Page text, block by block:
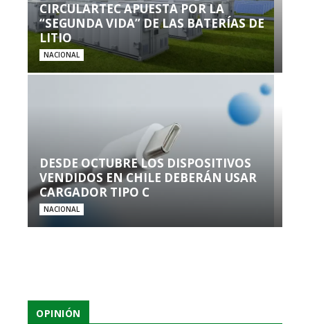
CIRCULARTEC APUESTA POR LA
“SEGUNDA VIDA” DE LAS BATERÍAS DE
LITIO
NACIONAL
DESDE OCTUBRE LOS DISPOSITIVOS
VENDIDOS EN CHILE DEBERÁN USAR
CARGADOR TIPO C
NACIONAL
OPINIÓN